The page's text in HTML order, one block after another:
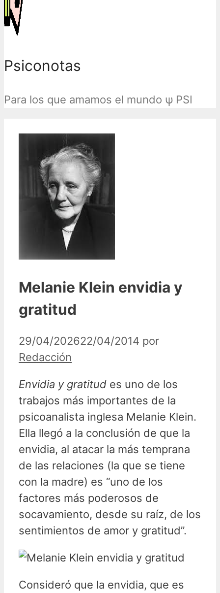
Psiconotas
Para los que amamos el mundo ψ PSI
Melanie Klein envidia y
gratitud
29/04/202622/04/2014 por
Redacción
Envidia y gratitud es uno de los
trabajos más importantes de la
psicoanalista inglesa Melanie Klein.
Ella llegó a la conclusión de que la
envidia, al atacar la más temprana
de las relaciones (la que se tiene
con la madre) es “uno de los
factores más poderosos de
socavamiento, desde su raíz, de los
sentimientos de amor y gratitud”.
Consideró que la envidia, que es